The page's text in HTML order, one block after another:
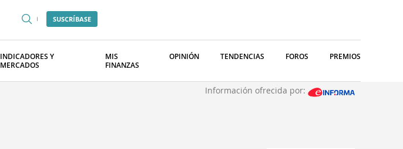
SUSCRÍBASE
INDICADORES Y
MERCADOS
MIS
FINANZAS
OPINIÓN TENDENCIAS FOROS PREMIOS
Información ofrecida por: